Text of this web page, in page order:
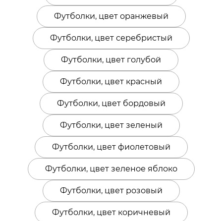
Футболки, цвет оранжевый
Футболки, цвет серебристый
Футболки, цвет голубой
Футболки, цвет красный
Футболки, цвет бордовый
Футболки, цвет зеленый
Футболки, цвет фиолетовый
Футболки, цвет зеленое яблоко
Футболки, цвет розовый
Футболки, цвет коричневый